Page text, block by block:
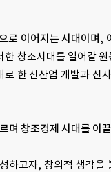
로 이어지는 시대이며,
한 창조시대를 열어갈
한 신산업 개발과 신
며 창조경제 시대를 이
하고자, 창의적 생각을